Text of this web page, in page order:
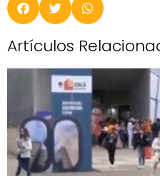
Artículos